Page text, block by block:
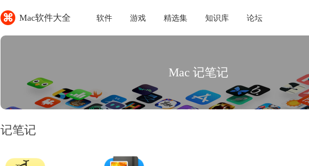
⌘ Mac软件大全 软件 游戏 精选集 知识库 论坛
Mac 记笔记
记笔记